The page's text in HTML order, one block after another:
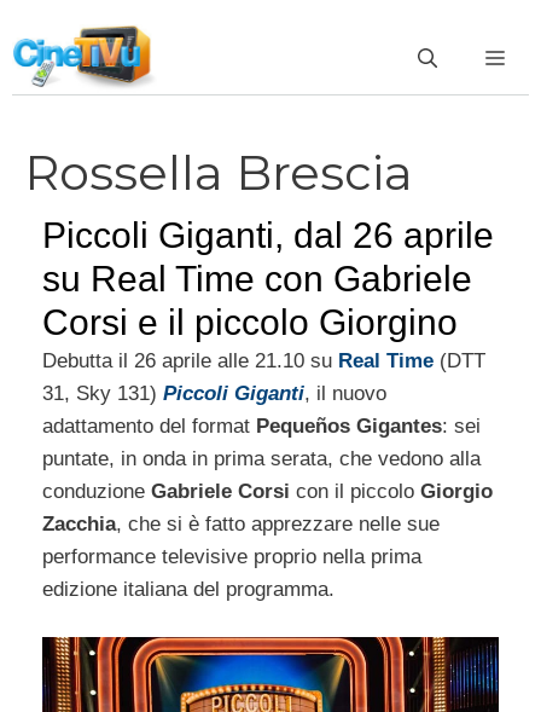
al
contenuto
Rossella Brescia
Piccoli Giganti, dal 26 aprile
su Real Time con Gabriele
Corsi e il piccolo Giorgino
Debutta il 26 aprile alle 21.10 su Real Time (DTT
31, Sky 131) Piccoli Giganti, il nuovo
adattamento del format Pequeños Gigantes: sei
puntate, in onda in prima serata, che vedono alla
conduzione Gabriele Corsi con il piccolo Giorgio
Zacchia, che si è fatto apprezzare nelle sue
performance televisive proprio nella prima
edizione italiana del programma.